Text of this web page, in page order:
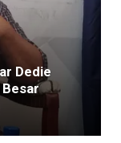
Dedie
Besar